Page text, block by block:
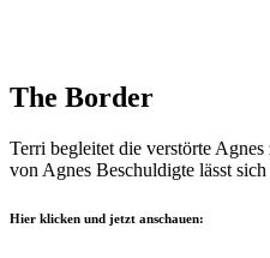
The Border
Terri begleitet die verstörte
von Agnes Beschuldigte lässt
Hier klicken und jetzt anschauen: